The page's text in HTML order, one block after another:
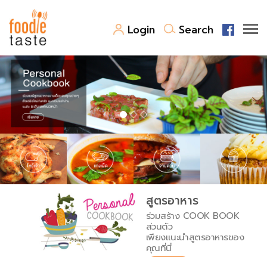
Login Search
สูตรอาหาร
สูตรอาหารล่าสุด
Top Foodie
พาไปชิม
สารพันก้นครัว
เคล็ดลับน่ารู้
เปรียบเทียบหน่วยการตวง
เปรียบเทียบอุณหภูมิ
เปรียบเทียบน้ำหนักวัตถุดิบ
FoodPedia
สร้าง Cookbook
สูตรอาหาร
ร่วมสร้าง COOK BOOK
ส่วนตัว
เพียงแนะนำสูตรอาหารของ
คุณที่นี่